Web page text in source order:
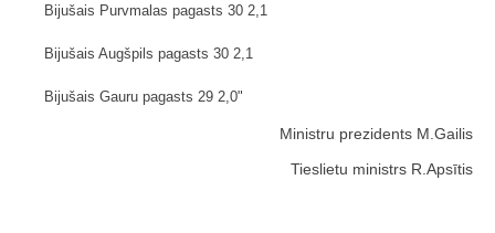
Bijušais Purvmalas pagasts 30 2,1
Bijušais Augšpils pagasts 30 2,1
Bijušais Gauru pagasts 29 2,0"
Ministru prezidents M.Gailis
Tieslietu ministrs R.Apsītis